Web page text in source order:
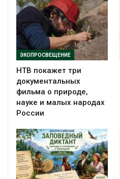
ЭКОПРОСВЕЩЕНИЕ
НТВ покажет три
документальных
фильма о природе,
науке и малых народах
России